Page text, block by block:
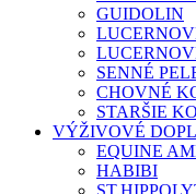
GUIDOLIN
SENNÉ
CHOVNÉ
STARŠIE
VÝŽIVOVÉ
EQUINE
HABIBI